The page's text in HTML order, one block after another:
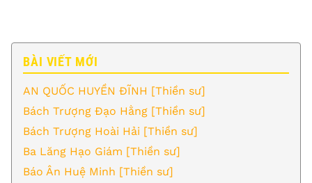
BÀI VIẾT MỚI
AN QUỐC HUYỀN ĐĨNH [Thiền sư]
Bách Trượng Đạo Hằng [Thiền sư]
Bách Trượng Hoài Hải [Thiền sư]
Ba Lăng Hạo Giám [Thiền sư]
Báo Ân Huệ Minh [Thiền sư]